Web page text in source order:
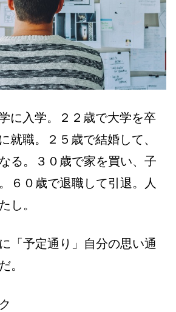
に入学。２２歳で大学を卒
就職。２５歳で結婚して、
る。３０歳で家を買い、子
６０歳で退職して引退。人
し。
「予定通り」自分の思い通
。